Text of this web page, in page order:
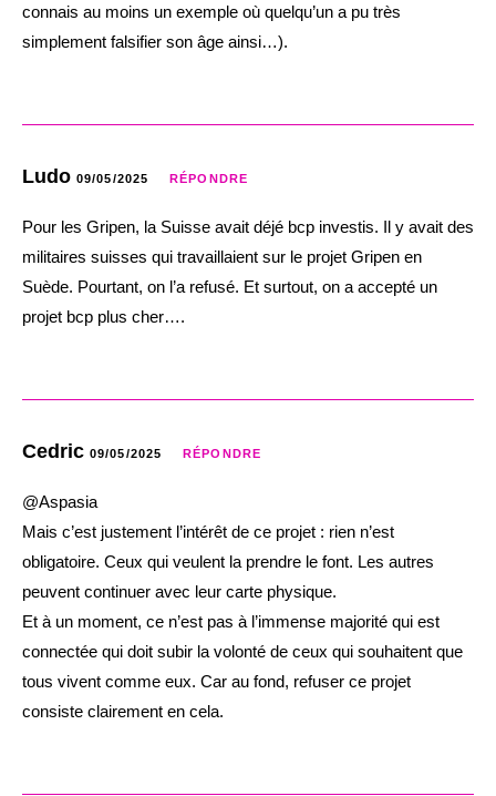
connais au moins un exemple où quelqu’un a pu très
simplement falsifier son âge ainsi…).
Ludo 09/05/2025 RÉPONDRE
Pour les Gripen, la Suisse avait déjé bcp investis. Il y avait des
militaires suisses qui travaillaient sur le projet Gripen en
Suède. Pourtant, on l’a refusé. Et surtout, on a accepté un
projet bcp plus cher….
Cedric 09/05/2025 RÉPONDRE
@Aspasia
Mais c’est justement l’intérêt de ce projet : rien n’est
obligatoire. Ceux qui veulent la prendre le font. Les autres
peuvent continuer avec leur carte physique.
Et à un moment, ce n’est pas à l’immense majorité qui est
connectée qui doit subir la volonté de ceux qui souhaitent que
tous vivent comme eux. Car au fond, refuser ce projet
consiste clairement en cela.